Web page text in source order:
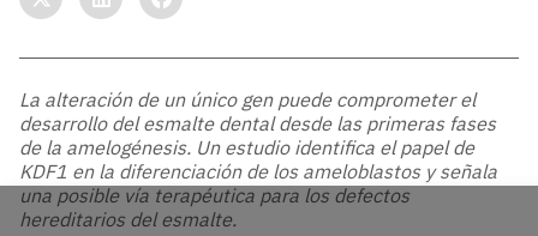
La alteración de un único gen puede comprometer el
desarrollo del esmalte dental desde las primeras fases
de la amelogénesis. Un estudio identifica el papel de
KDF1 en la diferenciación de los ameloblastos y señala
una posible vía terapéutica para los defectos
hereditarios del esmalte.